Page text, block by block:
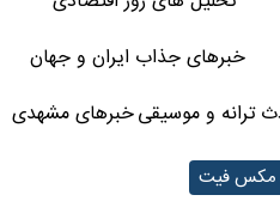
خبرهای جذاب ایران و جهان
ترانه و موسیقیخبرهای مشهدی
مکس فیت